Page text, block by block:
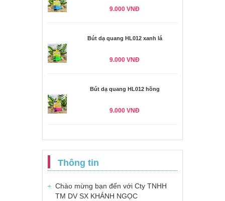
9.000 VNĐ
Bút dạ quang HL012 xanh lá
9.000 VNĐ
Bút dạ quang HL012 hồng
9.000 VNĐ
Thông tin
Chào mừng bạn đến với Cty TNHH
TM DV SX KHÁNH NGỌC